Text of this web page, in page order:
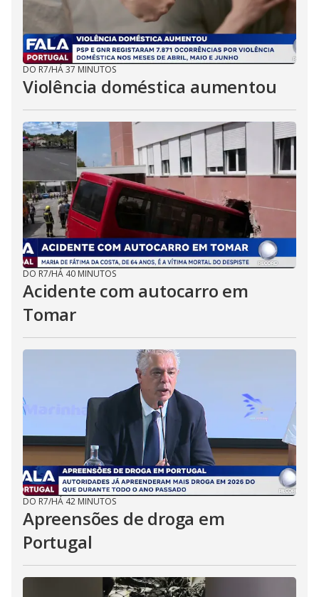
DO R7/HÁ 37 MINUTOS
Violência doméstica aumentou
DO R7/HÁ 40 MINUTOS
Acidente com autocarro em
Tomar
DO R7/HÁ 42 MINUTOS
Apreensões de droga em
Portugal